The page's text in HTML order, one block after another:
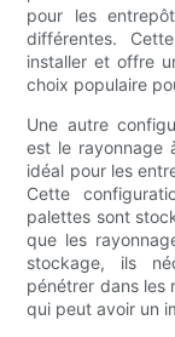
pour les
différentes.
installer et offre
choix populaire
Une autre
est le rayonnage
idéal pour les
Cette
palettes sont
que les
stockage, ils
pénétrer dans les
qui peut avoir un